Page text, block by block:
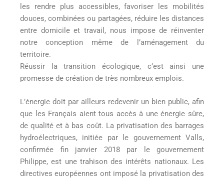
les rendre plus accessibles, favoriser les mobilités
douces, combinées ou partagées, réduire les distances
entre domicile et travail, nous impose de réinventer
notre conception même de l’aménagement du
territoire.
Réussir la transition écologique, c’est ainsi une
promesse de création de très nombreux emplois.
L’énergie doit par ailleurs redevenir un bien public, afin
que les Français aient tous accès à une énergie sûre,
de qualité et à bas coût. La privatisation des barrages
hydroélectriques, initiée par le gouvernement Valls,
confirmée fin janvier 2018 par le gouvernement
Philippe, est une trahison des intérêts nationaux. Les
directives européennes ont imposé la privatisation des